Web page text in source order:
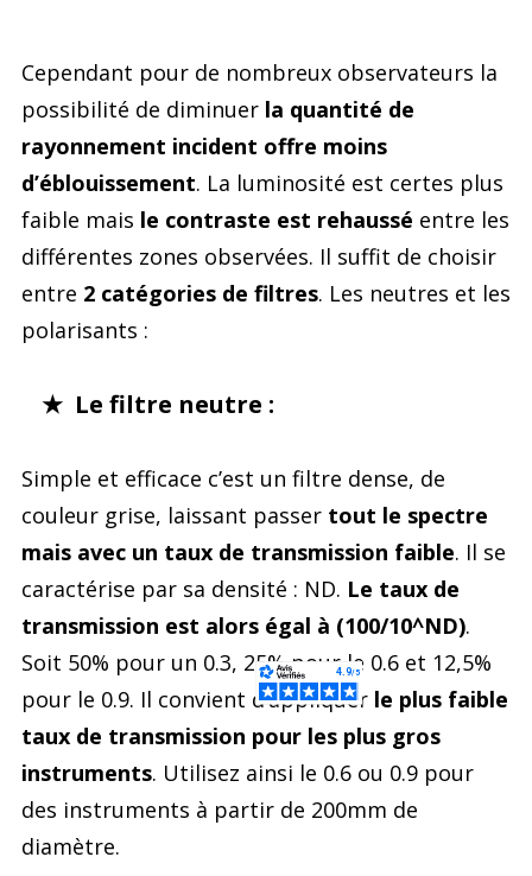
Cependant pour de nombreux observateurs la
possibilité de diminuer la quantité de
rayonnement incident offre moins
d’éblouissement. La luminosité est certes plus
faible mais le contraste est rehaussé entre les
différentes zones observées. Il suffit de choisir
entre 2 catégories de filtres. Les neutres et les
polarisants :
★ Le filtre neutre :
Simple et efficace c’est un filtre dense, de
couleur grise, laissant passertout le spectre
mais avec un taux de transmission faible. Il se
caractérise par sa densité : ND. Le taux de
transmission est alors égal à (100/10^ND).
Soit 50% pour un 0.3, 25% pour le 0.6 et 12,5%
pour le 0.9. Il convient d’appliquer le plus faible
taux de transmission pour les plus gros
instruments. Utilisez ainsi le 0.6 ou 0.9 pour
des instruments à partir de 200mm de
diamètre.